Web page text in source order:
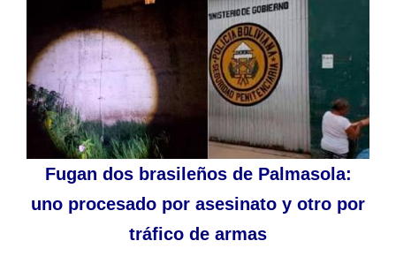
Fugan dos brasileños de Palmasola:
uno procesado por asesinato y otro por
tráfico de armas